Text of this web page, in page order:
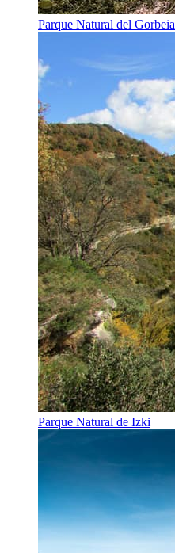
Parque Natural del Gorbeia
Parque Natural de Izki